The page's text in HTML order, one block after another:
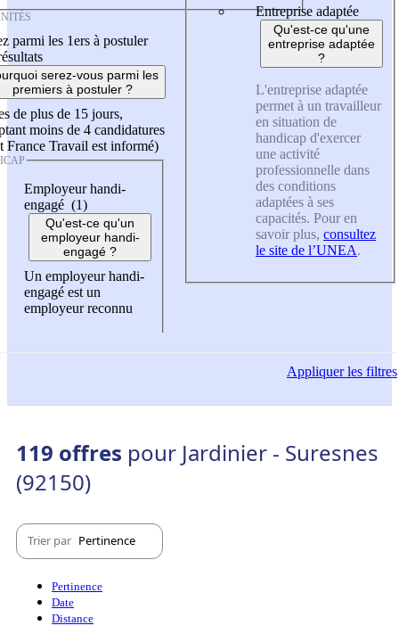
parmi les 1ers à postuler
serez-vous parmi les
premiers à postuler ?
de plus de 15 jours,
moins de 4 candidatures
France Travail est informé)
Employeur handi-
engagé (1)
Qu'est-ce qu'un
employeur handi-
engagé ?
Un employeur handi-
engagé est un
employeur reconnu
Entreprise adaptée
Qu'est-ce qu'une
entreprise adaptée
?
L'entreprise adaptée
permet à un travailleur
en situation de
handicap d'exercer
une activité
professionnelle dans
des conditions
adaptées à ses
capacités. Pour en
savoir plus, consultez
le site de l’UNEA.
Appliquerles filtres
119 offres pour Jardinier - Suresnes
(92150)
Trier par Pertinence
Pertinence
Date
Distance